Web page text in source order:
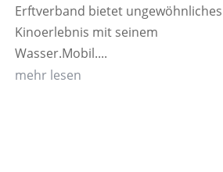
Erftverband bietet ungewöhnliches
Kinoerlebnis mit seinem
Wasser.Mobil....
mehr lesen